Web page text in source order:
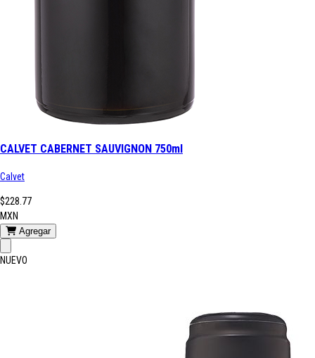
CALVET CABERNET SAUVIGNON 750ml
Calvet
$228.77
MXN
Agregar
NUEVO